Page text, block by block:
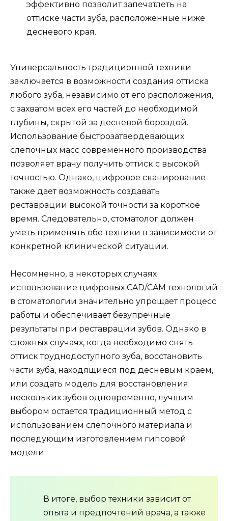
эффективно позволит запечатлеть на
оттиске части зуба, расположенные ниже
десневого края.
Универсальность традиционной техники
заключается в возможности создания оттиска
любого зуба, независимо от его расположения,
с захватом всех его частей до необходимой
глубины, скрытой за десневой бороздой.
Использование быстрозатвердевающих
слепочных масс современного производства
позволяет врачу получить оттиск с высокой
точностью. Однако, цифровое сканирование
также дает возможность создавать
реставрации высокой точности за короткое
время. Следовательно, стоматолог должен
уметь применять обе техники в зависимости от
конкретной клинической ситуации.
Несомненно, в некоторых случаях
использование цифровых CAD/CAM технологий
в стоматологии значительно упрощает процесс
работы и обеспечивает безупречные
результаты при реставрации зубов. Однако в
сложных случаях, когда необходимо снять
оттиск труднодоступного зуба, восстановить
части зуба, находящиеся под десневым краем,
или создать модель для восстановления
нескольких зубов одновременно, лучшим
выбором остается традиционный метод с
использованием слепочного материала и
последующим изготовлением гипсовой
модели.
В итоге, выбор техники зависит от
опыта и предпочтений врача, а также